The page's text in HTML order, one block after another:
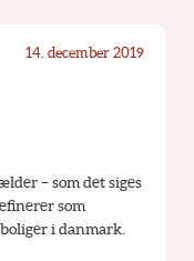
14. december 2019
– som det siges
som
i danmark.